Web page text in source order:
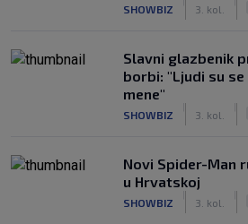
SHOWBIZ 3. kol.
Slavni glazbenik
borbi: "Ljudi su
mene"
SHOWBIZ 3. kol.
Novi Spider-Man
u Hrvatskoj
SHOWBIZ 3. kol.